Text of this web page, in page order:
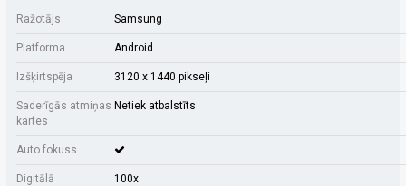
Ražotājs Samsung
Platforma Android
Izšķirtspēja 3120 x 1440 pikseļi
Saderīgās atmiņas
kartes
Netiek atbalstīts
Auto fokuss
Digitālā
100x